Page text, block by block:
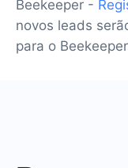
Beekeeper -
novos leads
para o